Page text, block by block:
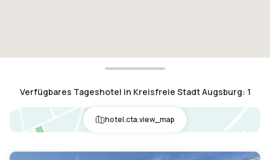
Verfügbares Tageshotel in Kreisfreie Stadt Augsburg: 1
hotel.cta.view_map